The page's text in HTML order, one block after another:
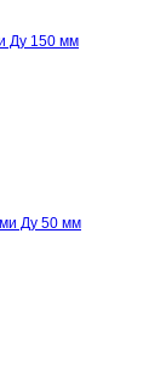
Ду 150 мм
Ду 50 мм